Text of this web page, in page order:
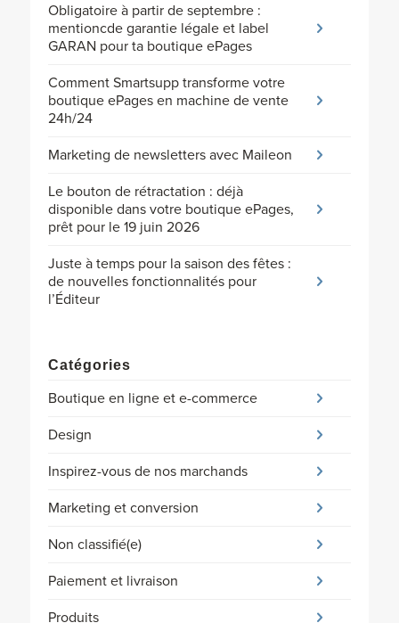
Obligatoire à partir de septembre :
mentioncde garantie légale et label
GARAN pour ta boutique ePages
Comment Smartsupp transforme votre
boutique ePages en machine de vente
24h/24
Marketing de newsletters avec Maileon
Le bouton de rétractation : déjà
disponible dans votre boutique ePages,
prêt pour le 19 juin 2026
Juste à temps pour la saison des fêtes :
de nouvelles fonctionnalités pour
l’Éditeur
Catégories
Boutique en ligne et e-commerce
Design
Inspirez-vous de nos marchands
Marketing et conversion
Non classifié(e)
Paiement et livraison
Produits